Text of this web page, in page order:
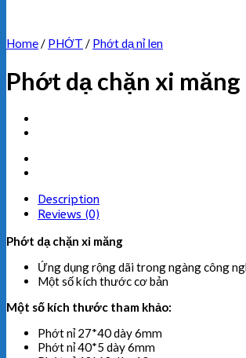
Home/ PHỚT / Phớt dạ nỉ len
Phớt dạ chặn xi măng
Description
Reviews (0)
Phớt dạ chặn xi măng
Ứng dụng rộng dãi trong ngàng công
Một số kích thước cơ bản
Một số kích thước tham khảo:
Phớt nỉ 27*40 dày 6mm
Phớt nỉ 40*5 dày 6mm